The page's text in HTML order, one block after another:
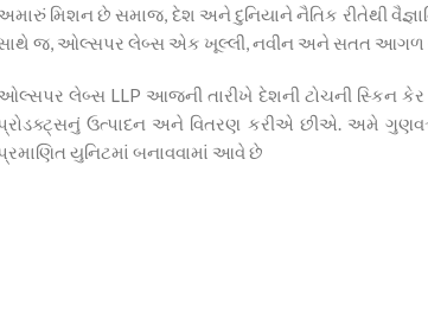
મિશન છે સમાજ, દેશ અને દુનિયાને નૈતિક રીતેથી
જ, ઓલ્સપર લેબ્સ એક ખૂલ્લી, નવીન અને સતત આગળ
લેબ્સ LLP આજની તારીખે દેશની ટોચની સ્કિન
ઉત્પાદન અને વિતરણ કરીએ છીએ. અમે
યુનિટમાં બનાવવામાં આવે છે